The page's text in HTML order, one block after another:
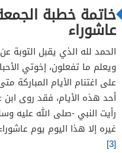
خاتمة خطبة
عاشوراء
الحمد لله الذي يقبل التوبة
ويعلم ما تفعلون، إخوتي
على اغتنام الأيام المباركة
أحد هذه الأيام، فقد روى
رأيت النبي -صلى الله عليه
غيره إلا هذا اليوم يوم
[3]